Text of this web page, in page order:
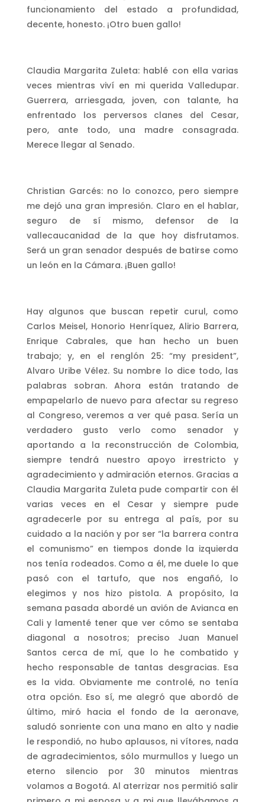
funcionamiento del estado a profundidad,
decente, honesto. ¡Otro buen gallo!
Claudia Margarita Zuleta: hablé con ella varias
veces mientras viví en mi querida Valledupar.
Guerrera, arriesgada, joven, con talante, ha
enfrentado los perversos clanes del Cesar,
pero, ante todo, una madre consagrada.
Merece llegar al Senado.
Christian Garcés: no lo conozco, pero siempre
me dejó una gran impresión. Claro en el hablar,
seguro de sí mismo, defensor de la
vallecaucanidad de la que hoy disfrutamos.
Será un gran senador después de batirse como
un león en la Cámara. ¡Buen gallo!
Hay algunos que buscan repetir curul, como
Carlos Meisel, Honorio Henríquez, Alirio Barrera,
Enrique Cabrales, que han hecho un buen
trabajo; y, en el renglón 25: “my president”,
Alvaro Uribe Vélez. Su nombre lo dice todo, las
palabras sobran. Ahora están tratando de
empapelarlo de nuevo para afectar su regreso
al Congreso, veremos a ver qué pasa. Sería un
verdadero gusto verlo como senador y
aportando a la reconstrucción de Colombia,
siempre tendrá nuestro apoyo irrestricto y
agradecimiento y admiración eternos. Gracias a
Claudia Margarita Zuleta pude compartir con él
varias veces en el Cesar y siempre pude
agradecerle por su entrega al país, por su
cuidado a la nación y por ser “la barrera contra
el comunismo” en tiempos donde la izquierda
nos tenía rodeados. Como a él, me duele lo que
pasó con el tartufo, que nos engañó, lo
elegimos y nos hizo pistola. A propósito, la
semana pasada abordé un avión de Avianca en
Cali y lamenté tener que ver cómo se sentaba
diagonal a nosotros; preciso Juan Manuel
Santos cerca de mí, que lo he combatido y
hecho responsable de tantas desgracias. Esa
es la vida. Obviamente me controlé, no tenía
otra opción. Eso sí, me alegró que abordó de
último, miró hacia el fondo de la aeronave,
saludó sonriente con una mano en alto y nadie
le respondió, no hubo aplausos, ni vítores, nada
de agradecimientos, sólo murmullos y luego un
eterno silencio por 30 minutos mientras
volamos a Bogotá. Al aterrizar nos permitió salir